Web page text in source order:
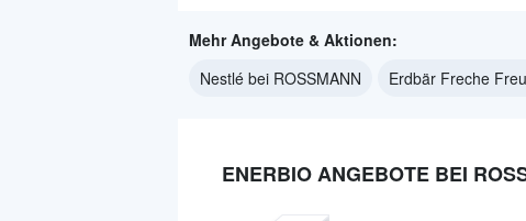
Mehr Angebote & Aktionen:
Nestlé bei ROSSMANN
Erdbär Freche
ENERBIO ANGEBOTE BEI